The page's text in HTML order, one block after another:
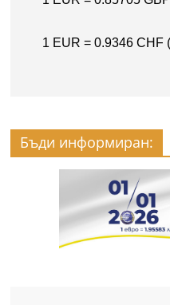
Бъди информиран: